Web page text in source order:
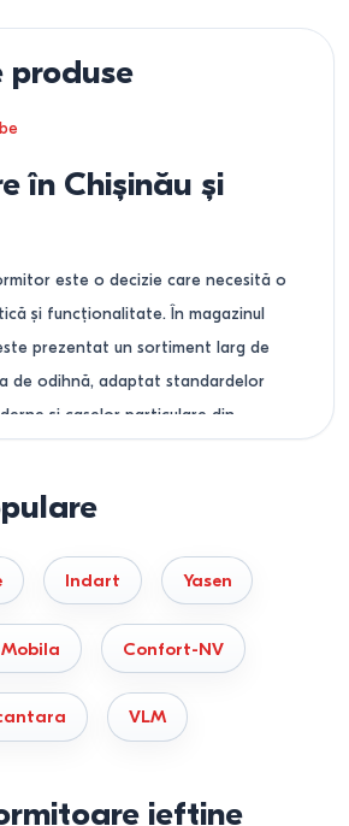
produse
în Chișinău și
este o decizie care necesită o
și funcționalitate. În magazinul
prezentat un sortiment larg de
de odihnă, adaptat standardelor
și caselor particulare din
individuali.
de dormitor
compune
servească mult timp și să fie
să aveți în vedere ierarhia
Indart Yasen
Confort-NV
VLM
ieftine